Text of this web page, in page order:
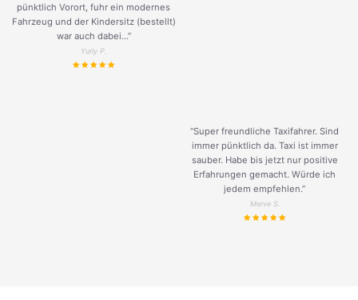
pünktlich Vorort, fuhr ein modernes
Fahrzeug und der Kindersitz (bestellt)
war auch dabei...”
Yuriy P.
“Super freundliche Taxifahrer. Sind
immer pünktlich da. Taxi ist immer
sauber. Habe bis jetzt nur positive
Erfahrungen gemacht. Würde ich
jedem empfehlen.”
Merve S.